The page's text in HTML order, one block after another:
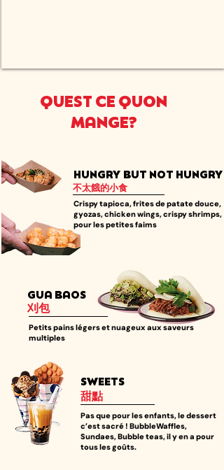
QUEST CE QUON
MANGE?
HUNGRY BUT NOT HUNGRY
不太餓的小食
Crispy tapioca, frites de patate douce,
gyozas, chicken wings, crispy shrimps,
pour les petites faims
GUA BAOS
刈包
Petits pains légers et nuageux aux saveurs
multiples
SWEETS
甜點
Pas que pour les enfants, le dessert
c’est sacré ! BubbleWaffles,
Sundaes, Bubble teas, il y en a pour
tous les goûts.